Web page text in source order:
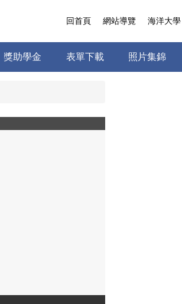
獎助學金 表單下載 照片集錦
回首頁 網站導覽 海洋大學